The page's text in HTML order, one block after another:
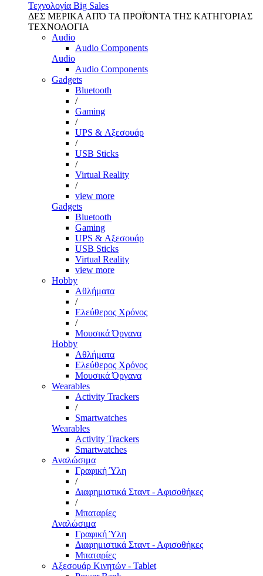
Τεχνολογία Big Sales
ΔΕΣ ΜΕΡΙΚΑ ΑΠΌ ΤΑ ΠΡΟΪΌΝΤΑ ΤΗΣ ΚΑΤΗΓΟΡΙΑΣ
ΤΕΧΝΟΛΟΓΙΑ
Audio
Audio Components
Audio
Audio Components
Gadgets
Bluetooth
/
Gaming
/
UPS & Αξεσουάρ
/
USB Sticks
/
Virtual Reality
/
view more
Gadgets
Bluetooth
Gaming
UPS & Αξεσουάρ
USB Sticks
Virtual Reality
view more
Hobby
Αθλήματα
/
Ελεύθερος Χρόνος
/
Μουσικά Όργανα
Hobby
Αθλήματα
Ελεύθερος Χρόνος
Μουσικά Όργανα
Wearables
Activity Trackers
/
Smartwatches
Wearables
Activity Trackers
Smartwatches
Αναλώσιμα
Γραφική Ύλη
/
Διαφημιστικά Σταντ - Αφισοθήκες
/
Μπαταρίες
Αναλώσιμα
Γραφική Ύλη
Διαφημιστικά Σταντ - Αφισοθήκες
Μπαταρίες
Αξεσουάρ Κινητών - Tablet